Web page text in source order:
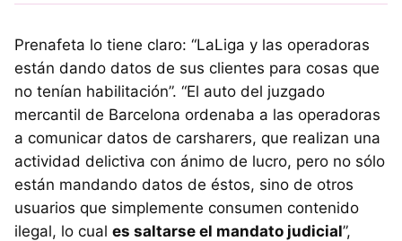
Prenafeta lo tiene claro: “LaLiga y las operadoras
están dando datos de sus clientes para cosas que
no tenían habilitación”. “El auto del juzgado
mercantil de Barcelona ordenaba a las operadoras
a comunicar datos de carsharers, que realizan una
actividad delictiva con ánimo de lucro, pero no sólo
están mandando datos de éstos, sino de otros
usuarios que simplemente consumen contenido
ilegal, lo cual es saltarse el mandato judicial”,